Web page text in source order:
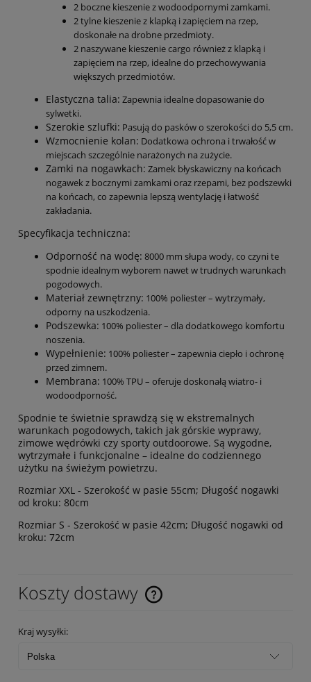
2 boczne kieszenie z wodoodpornymi zamkami.
2 tylne kieszenie z klapką i zapięciem na rzep,
doskonałe na drobne przedmioty.
2 naszywane kieszenie cargo również z klapką i
zapięciem na rzep, idealne do przechowywania
większych przedmiotów.
Elastyczna talia: Zapewnia idealne dopasowanie do
sylwetki.
Szerokie szlufki: Pasują do pasków o szerokości do 5,5 cm.
Wzmocnienie kolan: Dodatkowa ochrona i trwałość w
miejscach szczególnie narażonych na zużycie.
Zamki na nogawkach: Zamek błyskawiczny na końcach
nogawek z bocznymi zamkami oraz rzepami, bez podszewki
na końcach, co zapewnia lepszą wentylację i łatwość
zakładania.
Specyfikacja techniczna:
Odporność na wodę: 8000 mm słupa wody, co czyni te
spodnie idealnym wyborem nawet w trudnych warunkach
pogodowych.
Materiał zewnętrzny: 100% poliester – wytrzymały,
odporny na uszkodzenia.
Podszewka: 100% poliester – dla dodatkowego komfortu
noszenia.
Wypełnienie: 100% poliester – zapewnia ciepło i ochronę
przed zimnem.
Membrana: 100% TPU – oferuje doskonałą wiatro- i
wodoodporność.
Spodnie te świetnie sprawdzą się w ekstremalnych
warunkach pogodowych, takich jak górskie wyprawy,
zimowe wędrówki czy sporty outdoorowe. Są wygodne,
wytrzymałe i funkcjonalne – idealne do codziennego
użytku na świeżym powietrzu.
Rozmiar XXL - Szerokość w pasie 55cm; Długość nogawki
od kroku: 80cm
Rozmiar S - Szerokość w pasie 42cm; Długość nogawki od
kroku: 72cm
Koszty dostawy
Cena nie zawiera ewentualnych kosztów płatności
Kraj wysyłki: